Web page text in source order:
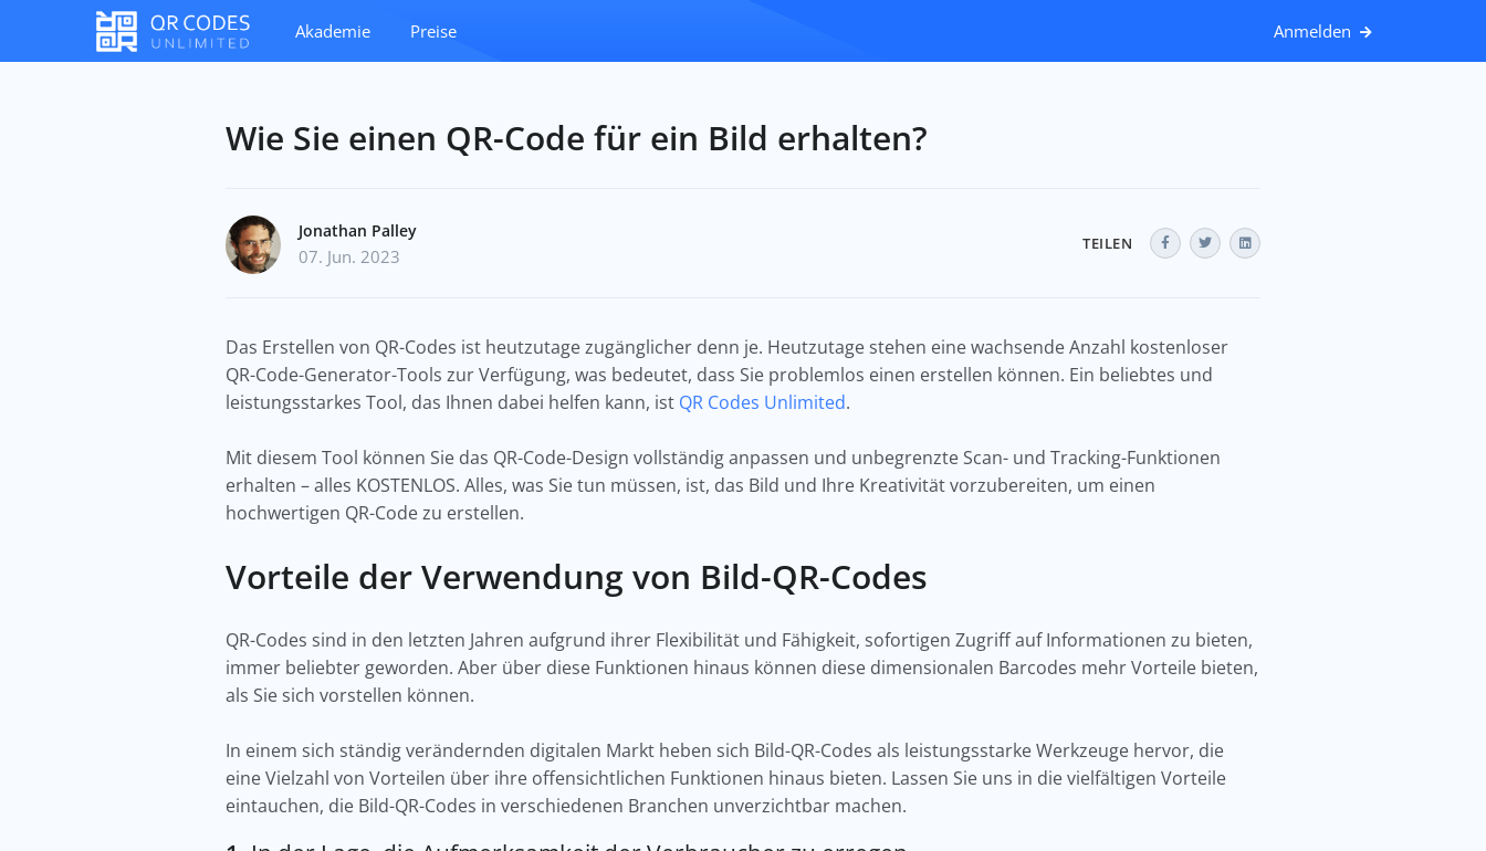
Akademie Preise Anmelden
Wie Sie einen QR-Code für ein Bild erhalten?
Jonathan Palley
07. Jun. 2023
TEILEN
Das Erstellen von QR-Codes ist heutzutage zugänglicher denn je. Heutzutage stehen eine wachsende Anzahl kostenloser
QR-Code-Generator-Tools zur Verfügung, was bedeutet, dass Sie problemlos einen erstellen können. Ein beliebtes und
leistungsstarkes Tool, das Ihnen dabei helfen kann, ist QR Codes Unlimited.
Mit diesem Tool können Sie das QR-Code-Design vollständig anpassen und unbegrenzte Scan- und Tracking-Funktionen
erhalten – alles KOSTENLOS. Alles, was Sie tun müssen, ist, das Bild und Ihre Kreativität vorzubereiten, um einen
hochwertigen QR-Code zu erstellen.
Vorteile der Verwendung von Bild-QR-Codes
QR-Codes sind in den letzten Jahren aufgrund ihrer Flexibilität und Fähigkeit, sofortigen Zugriff auf Informationen zu bieten,
immer beliebter geworden. Aber über diese Funktionen hinaus können diese dimensionalen Barcodes mehr Vorteile bieten,
als Sie sich vorstellen können.
In einem sich ständig verändernden digitalen Markt heben sich Bild-QR-Codes als leistungsstarke Werkzeuge hervor, die
eine Vielzahl von Vorteilen über ihre offensichtlichen Funktionen hinaus bieten. Lassen Sie uns in die vielfältigen Vorteile
eintauchen, die Bild-QR-Codes in verschiedenen Branchen unverzichtbar machen.